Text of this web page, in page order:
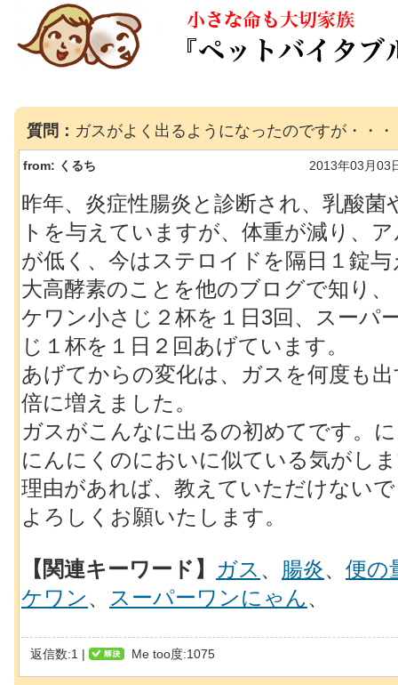
質問： ガスがよく出るようになったのですが・・・
from: くるち 2013年03月03
昨年、炎症性腸炎と診断され、乳酸
トを与えていますが、体重が減り、
が低く、今はステロイドを隔日１錠
大高酵素のことを他のブログで知り
ケワン小さじ２杯を１日3回、スーパ
じ１杯を１日２回あげています。
あげてからの変化は、ガスを何度も
倍に増えました。
ガスがこんなに出るの初めてです。
にんにくのにおいに似ている気がし
理由があれば、教えていただけない
よろしくお願いたします。
【関連キーワード】 ガス 、 腸炎、 便の
ケワン、 スーパーワンにゃん、
返信数:1 | Me too度:1075